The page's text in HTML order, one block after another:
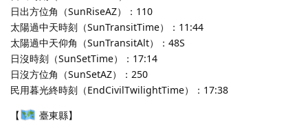
日出方位角（SunRiseAZ）：110
太陽過中天時刻（SunTransitTime）：11:44
太陽過中天仰角（SunTransitAlt）：48S
日沒時刻（SunSetTime）：17:14
日沒方位角（SunSetAZ）：250
民用暮光終時刻（EndCivilTwilightTime）：17:38
【
臺東縣】